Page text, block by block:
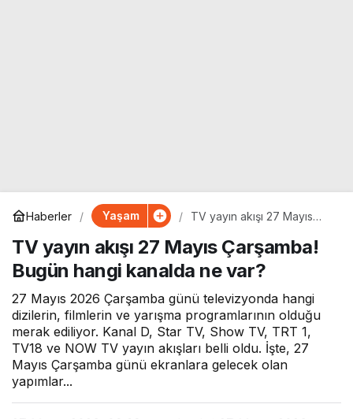
Haberler Yaşam
TV yayın akışı 27 Mayıs
kanalda ne var?
TV yayın akışı 27 Mayıs Çarşamba!
Bugün hangi kanalda ne var?
27 Mayıs 2026 Çarşamba günü televizyonda hangi
dizilerin, filmlerin ve yarışma programlarının olduğu
merak ediliyor. Kanal D, Star TV, Show TV, TRT 1,
TV18 ve NOW TV yayın akışları belli oldu. İşte, 27
Mayıs Çarşamba günü ekranlara gelecek olan
yapımlar...